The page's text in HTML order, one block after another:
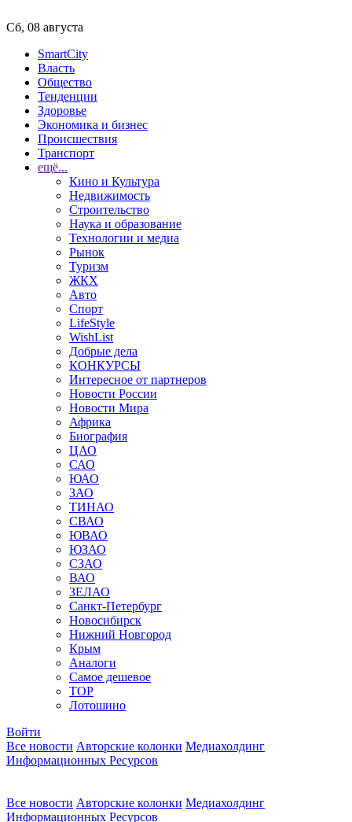
Сб, 08 августа
SmartCity
Власть
Общество
Тенденции
Здоровье
Экономика и бизнес
Происшествия
Транспорт
ещё...
Кино и Культура
Недвижимость
Строительство
Наука и образование
Технологии и медиа
Рынок
Туризм
ЖКХ
Авто
Спорт
LifeStyle
WishList
Добрые дела
КОНКУРСЫ
Интересное от партнеров
Новости России
Новости Мира
Африка
Биография
ЦАО
САО
ЮАО
ЗАО
ТИНАО
СВАО
ЮВАО
ЮЗАО
СЗАО
ВАО
ЗЕЛАО
Санкт-Петербург
Новосибирск
Нижний Новгород
Крым
Аналоги
Самое дешевое
TOP
Лотошино
Войти
Все новости Авторские колонки Медиахолдинг
Информационных Ресурсов
Все новости Авторские колонки Медиахолдинг
Информационных Ресурсов